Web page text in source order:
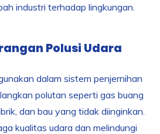
industri terhadap lingkungan.
Polusi Udara
dalam sistem penjernihan
polutan seperti gas buang
dan bau yang tidak diinginkan.
kualitas udara dan melindungi